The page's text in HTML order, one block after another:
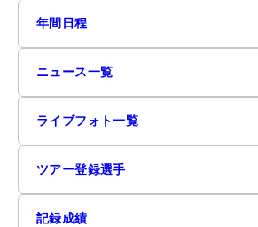
年間日程
ニュース一覧
ライブフォト一覧
ツアー登録選手
記録成績